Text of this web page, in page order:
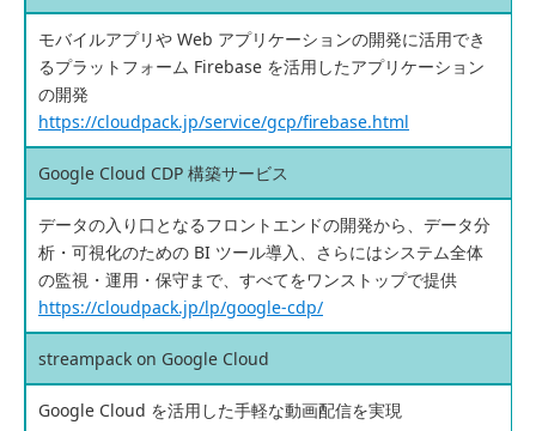
モバイルアプリや Web アプリケーションの開発に活用でき
るプラットフォーム Firebase を活用したアプリケーション
の開発
https://cloudpack.jp/service/gcp/firebase.html
Google Cloud CDP 構築サービス
データの入り口となるフロントエンドの開発から、データ分
析・可視化のための BI ツール導入、さらにはシステム全体
の監視・運用・保守まで、すべてをワンストップで提供
https://cloudpack.jp/lp/google-cdp/
streampack on Google Cloud
Google Cloud を活用した手軽な動画配信を実現